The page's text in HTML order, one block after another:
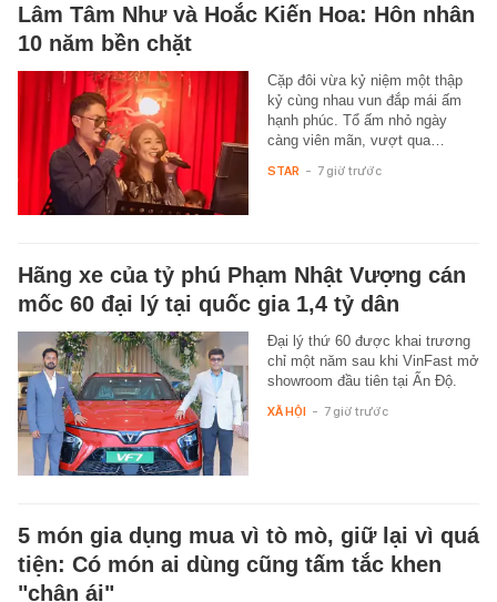
Lâm Tâm Như và Hoắc Kiến Hoa: Hôn nhân
10 năm bền chặt
Cặp đôi vừa kỷ niệm một thập
kỷ cùng nhau vun đắp mái ấm
hạnh phúc. Tổ ấm nhỏ ngày
càng viên mãn, vượt qua…
STAR - 7 giờ trước
Hãng xe của tỷ phú Phạm Nhật Vượng cán
mốc 60 đại lý tại quốc gia 1,4 tỷ dân
Đại lý thứ 60 được khai trương
chỉ một năm sau khi VinFast mở
showroom đầu tiên tại Ấn Độ.
XÃ HỘI - 7 giờ trước
5 món gia dụng mua vì tò mò, giữ lại vì quá
tiện: Có món ai dùng cũng tấm tắc khen
"chân ái"